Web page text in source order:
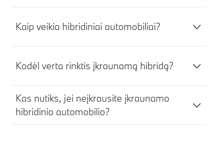
Kaip veikia hibridiniai automobiliai?
Kodėl verta rinktis įkraunamą hibridą?
Kas nutiks, jei neįkrausite įkraunamo
hibridinio automobilio?